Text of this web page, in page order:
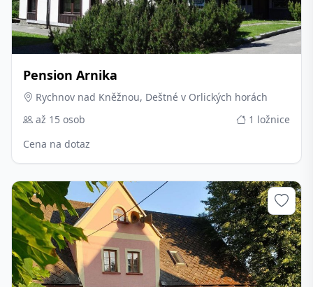
Pension Arnika
Rychnov nad Kněžnou, Deštné v Orlických horách
až 15 osob
1 ložnice
Cena na dotaz